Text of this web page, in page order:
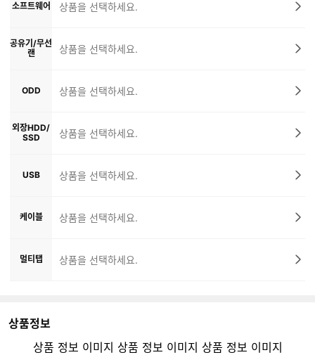
소프트웨어 상품을 선택하세요.
공유기/무선
랜
상품을 선택하세요.
ODD 상품을 선택하세요.
외장HDD/
SSD
상품을 선택하세요.
USB 상품을 선택하세요.
케이블 상품을 선택하세요.
멀티탭 상품을 선택하세요.
상품정보